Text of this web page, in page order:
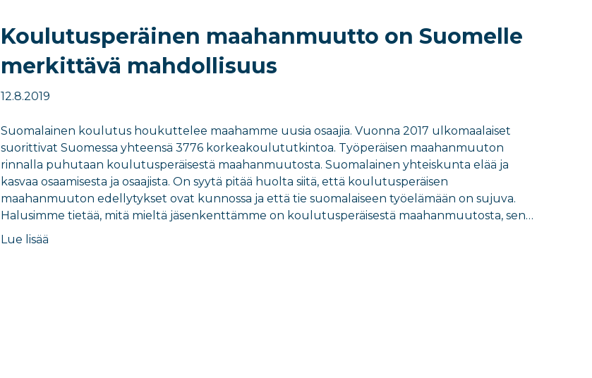
Koulutusperäinen maahanmuutto on Suomelle
merkittävä mahdollisuus
12.8.2019
Suomalainen koulutus houkuttelee maahamme uusia osaajia. Vuonna 2017 ulkomaalaiset
suorittivat Suomessa yhteensä 3776 korkeakoulututkintoa. Työperäisen maahanmuuton
rinnalla puhutaan koulutusperäisestä maahanmuutosta. Suomalainen yhteiskunta elää ja
kasvaa osaamisesta ja osaajista. On syytä pitää huolta siitä, että koulutusperäisen
maahanmuuton edellytykset ovat kunnossa ja että tie suomalaiseen työelämään on sujuva.
Halusimme tietää, mitä mieltä jäsenkenttämme on koulutusperäisestä maahanmuutosta, sen…
Lue lisää